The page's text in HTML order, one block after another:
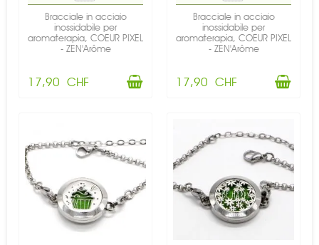
Bracciale in acciaio
inossidabile per
aromaterapia, COEUR PIXEL
- ZEN'Arôme
17,90 CHF
Bracciale in acciaio
inossidabile per
aromaterapia, COEUR PIXEL
- ZEN'Arôme
17,90 CHF